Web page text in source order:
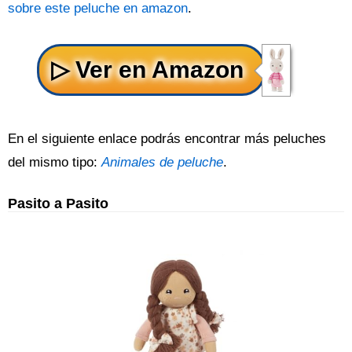
sobre este peluche en amazon.
En el siguiente enlace podrás encontrar más peluches
del mismo tipo:Animales de peluche.
Pasito a Pasito